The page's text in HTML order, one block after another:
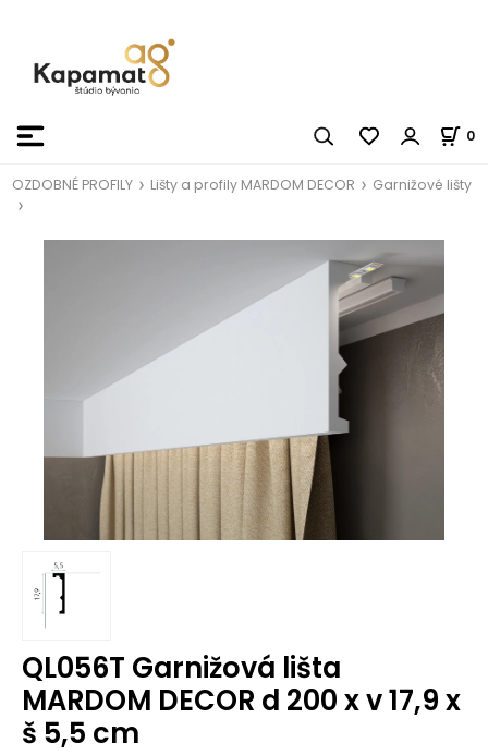
0
OZDOBNÉ PROFILY Lišty a profily MARDOM DECOR Garnižové lišty
QL056T Garnižová lišta
MARDOM DECOR d 200 x v 17,9 x
š 5,5 cm